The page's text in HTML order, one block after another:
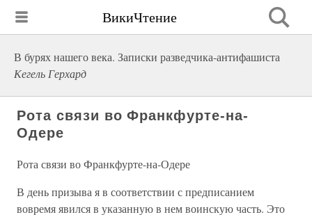
ВикиЧтение
В бурях нашего века. Записки разведчика-антифашиста
Кегель Герхард
Рота связи во Франкфурте-на-
Одере
Рота связи во Франкфурте-на-Одере
В день призыва я в соответствии с предписанием
вовремя явился в указанную в нем воинскую часть. Это